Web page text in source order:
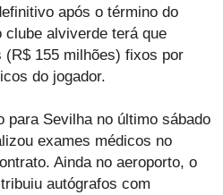
após o término do
clube alviverde terá que
(R$ 155 milhões) fixos por
do jogador.
para Sevilha no último sábado
exames médicos no
Ainda no aeroporto, o
autógrafos com